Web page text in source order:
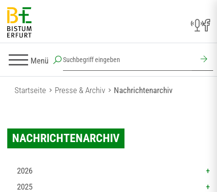
Menü
Startseite Presse & Archiv Nachrichtenarchiv
NACHRICHTENARCHIV
2026
2025